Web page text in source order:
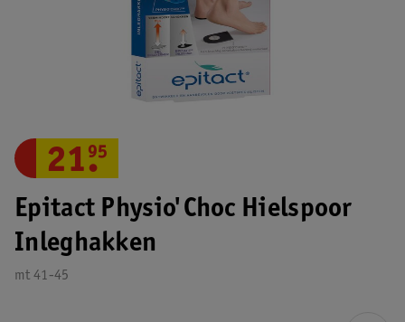
Epitact Physio'Choc Hielspoor
Inleghakken
mt 41-45
21.
95